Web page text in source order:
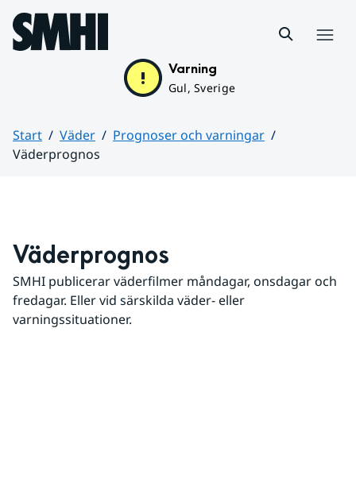
Hoppa till sidans innehåll
Varning
Gul, Sverige
Start Väder
Prognoser och varningar
Väderprognos
Väderprognos
SMHI publicerar väderfilmer måndagar, onsdagar och
fredagar. Eller vid särskilda väder- eller
varningssituationer.